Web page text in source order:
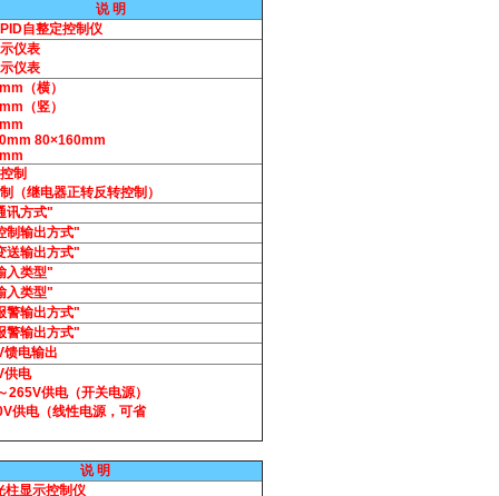
说 明
自整定控制仪
仪表
仪表
（横）
（竖）
80×160mm
制
（继电器正转反转控制）
讯方式"
制输出方式"
送输出方式"
入类型"
入类型"
警输出方式"
警输出方式"
电输出
供电
265V供电（开关电源）
供电（线性电源，可省
说 明
柱显示控制仪